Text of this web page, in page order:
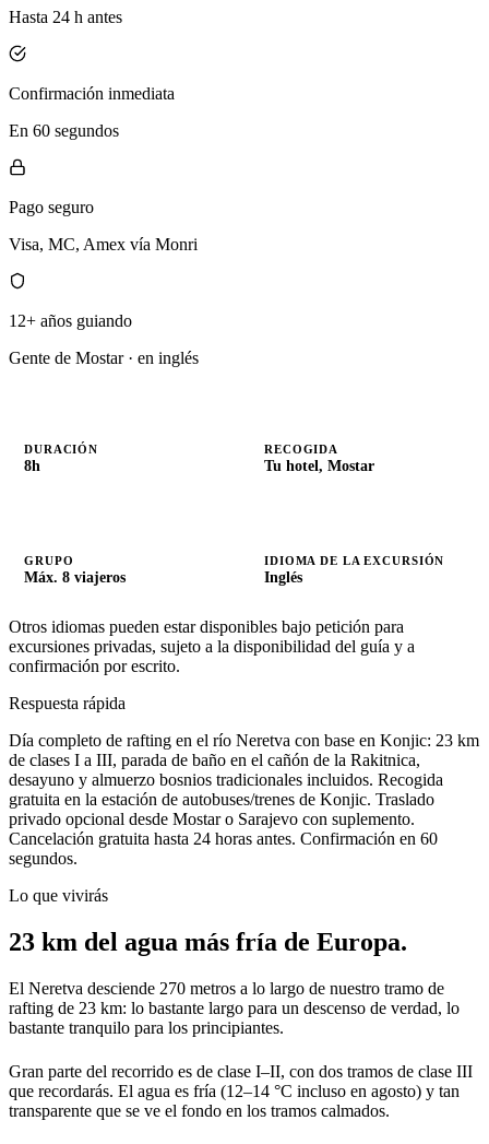
Hasta 24 h antes
Confirmación inmediata
En 60 segundos
Pago seguro
Visa, MC, Amex vía Monri
12+ años guiando
Gente de Mostar · en inglés
DURACIÓN
8h
RECOGIDA
Tu hotel, Mostar
GRUPO
Máx. 8 viajeros
IDIOMA DE LA EXCURSIÓN
Inglés
Otros idiomas pueden estar disponibles bajo petición para
excursiones privadas, sujeto a la disponibilidad del guía y a
confirmación por escrito.
Respuesta rápida
Día completo de rafting en el río Neretva con base en Konjic: 23 km
de clases I a III, parada de baño en el cañón de la Rakitnica,
desayuno y almuerzo bosnios tradicionales incluidos. Recogida
gratuita en la estación de autobuses/trenes de Konjic. Traslado
privado opcional desde Mostar o Sarajevo con suplemento.
Cancelación gratuita hasta 24 horas antes. Confirmación en 60
segundos.
Lo que vivirás
23 km del agua más fría de Europa.
El Neretva desciende 270 metros a lo largo de nuestro tramo de
rafting de 23 km: lo bastante largo para un descenso de verdad, lo
bastante tranquilo para los principiantes.
Gran parte del recorrido es de clase I–II, con dos tramos de clase III
que recordarás. El agua es fría (12–14 °C incluso en agosto) y tan
transparente que se ve el fondo en los tramos calmados.